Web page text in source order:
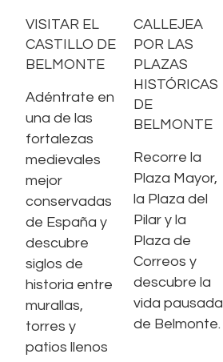
VISITAR EL
CASTILLO DE
BELMONTE
Adéntrate en
una de las
fortalezas
medievales
mejor
conservadas
de España y
descubre
siglos de
historia entre
murallas,
torres y
patios llenos
CALLEJEA
POR LAS
PLAZAS
HISTÓRICAS
DE
BELMONTE
Recorre la
Plaza Mayor,
la Plaza del
Pilar y la
Plaza de
Correos y
descubre la
vida pausada
de Belmonte.